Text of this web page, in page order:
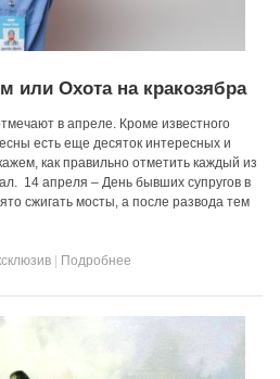
или Охота на кракозябра
в апреле. Кроме известного
есть еще десяток интересных и
как правильно отметить каждый из
14 апреля – День бывших супругов в
сжигать мосты, а после развода тем
Подробнее